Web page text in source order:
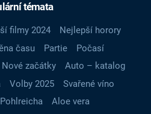
témata
filmy 2024
Nejlepší horory
času Partie
Počasí
Nové začátky
Auto – katalog
Volby 2025
Svařené víno
Aloe vera